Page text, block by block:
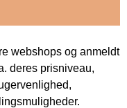
webshops og anmeldt
deres prisniveau,